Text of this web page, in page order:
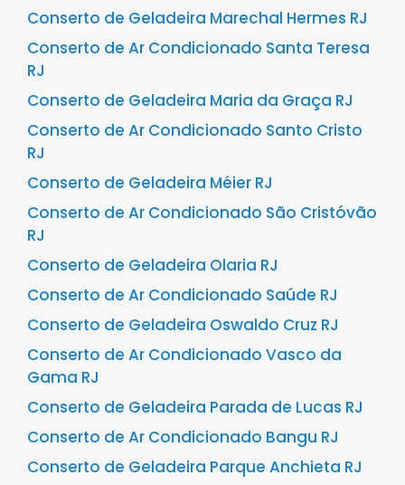
Conserto de Geladeira Marechal Hermes RJ
Conserto de Ar Condicionado Santa Teresa
RJ
Conserto de Geladeira Maria da Graça RJ
Conserto de Ar Condicionado Santo Cristo
RJ
Conserto de Geladeira Méier RJ
Conserto de Ar Condicionado São Cristóvão
RJ
Conserto de Geladeira Olaria RJ
Conserto de Ar Condicionado Saúde RJ
Conserto de Geladeira Oswaldo Cruz RJ
Conserto de Ar Condicionado Vasco da
Gama RJ
Conserto de Geladeira Parada de Lucas RJ
Conserto de Ar Condicionado Bangu RJ
Conserto de Geladeira Parque Anchieta RJ